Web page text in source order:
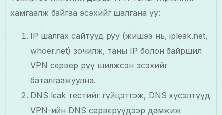
хамгаалж байгаа эсэхийг шалгана уу:
IP шалгах сайтууд руу (жишээ нь, ipleak.net,
whoer.net) зочилж, таны IP болон байршил
VPN сервер рүү шилжсэн эсэхийг
баталгаажуулна.
DNS leak тестийг гүйцэтгэж, DNS хүсэлтүүд
VPN-ийн DNS серверүүдээр дамжиж